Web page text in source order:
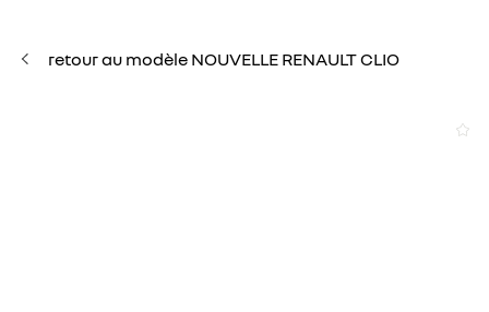
retour au modèle NOUVELLE RENAULT CLIO